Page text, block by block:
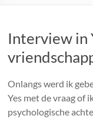
Interview in
Onlangs werd ik
Yes met de vraag of
psychologische